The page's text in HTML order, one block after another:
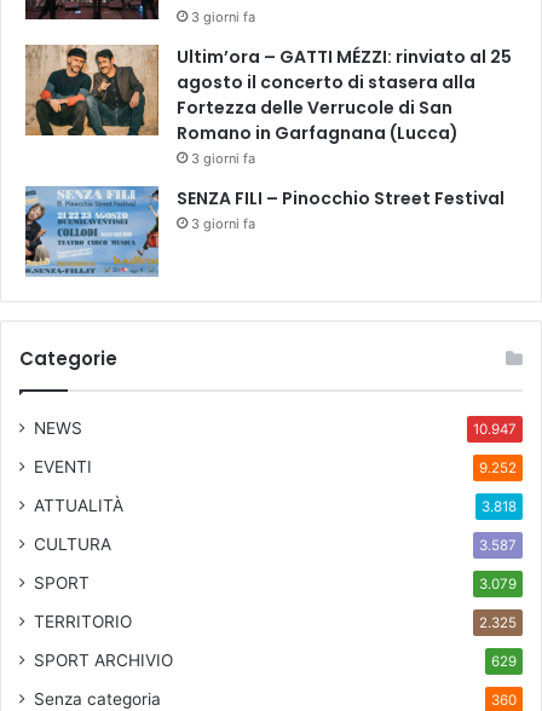
3 giorni fa
Ultim’ora – GATTI MÉZZI: rinviato al 25
agosto il concerto di stasera alla
Fortezza delle Verrucole di San
Romano in Garfagnana (Lucca)
3 giorni fa
SENZA FILI – Pinocchio Street Festival
3 giorni fa
Categorie
NEWS 10.947
EVENTI 9.252
ATTUALITÀ 3.818
CULTURA 3.587
SPORT 3.079
TERRITORIO 2.325
SPORT ARCHIVIO 629
Senza categoria 360